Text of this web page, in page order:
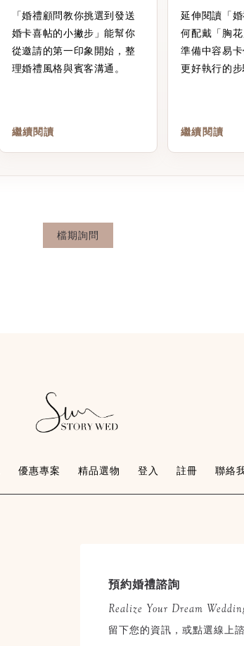
「婚禮顧問教你挑選到發送
婚卡喜帖的小撇步」能幫你
從邀請的第一印象開始，整
理婚禮風格與賓客溝通。
繼續閱讀
延伸閱讀「
何配戴「胸
準備中容易
更好執行的步
繼續閱讀
檔期詢問
優惠專案 精品選物 登入 註冊 聯絡
預約婚禮諮詢
Realize Your Dream
留下您的資訊，或點選線上